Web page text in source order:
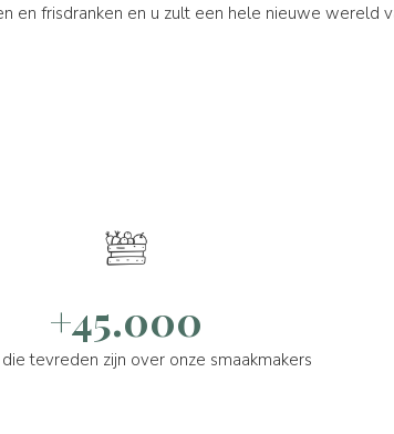
en frisdranken en u zult een hele nieuwe wereld
+45.000
tevreden zijn over onze smaakmakers